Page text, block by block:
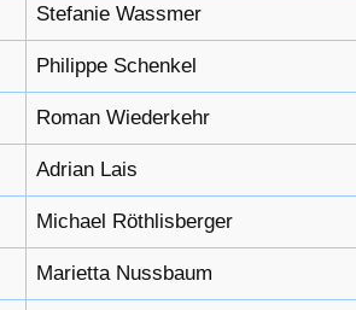
Stefanie Wassmer
Philippe Schenkel
Roman Wiederkehr
Adrian Lais
Michael Röthlisberger
Marietta Nussbaum